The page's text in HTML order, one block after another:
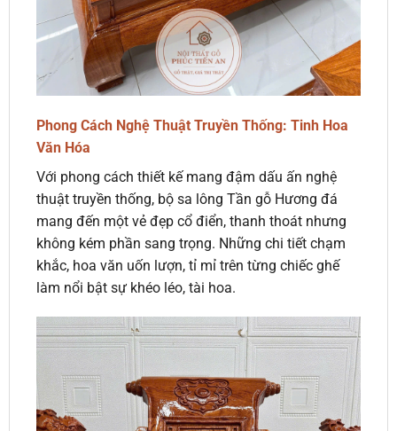
Phong Cách Nghệ Thuật Truyền Thống: Tinh Hoa
Văn Hóa
Với phong cách thiết kế mang đậm dấu ấn nghệ
thuật truyền thống, bộ sa lông Tần gỗ Hương đá
mang đến một vẻ đẹp cổ điển, thanh thoát nhưng
không kém phần sang trọng. Những chi tiết chạm
khắc, hoa văn uốn lượn, tỉ mỉ trên từng chiếc ghế
làm nổi bật sự khéo léo, tài hoa.